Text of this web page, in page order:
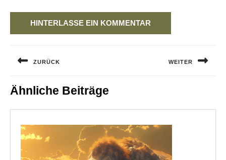
ZURÜCK
post:
WEITER
Ähnliche Beiträge